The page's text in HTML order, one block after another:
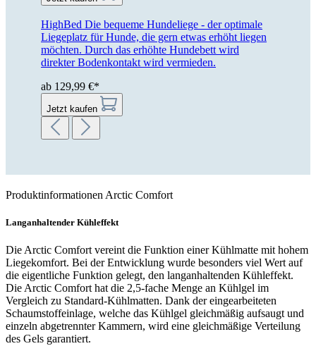
HighBed Die bequeme Hundeliege - der optimale
Liegeplatz für Hunde, die gern etwas erhöht liegen
möchten. Durch das erhöhte Hundebett wird
direkter Bodenkontakt wird vermieden.
ab 129,99 €*
Jetzt kaufen
Produktinformationen Arctic Comfort
Langanhaltender Kühleffekt
Die Arctic Comfort vereint die Funktion einer Kühlmatte mit hohem
Liegekomfort. Bei der Entwicklung wurde besonders viel Wert auf
die eigentliche Funktion gelegt, den langanhaltenden Kühleffekt.
Die Arctic Comfort hat die 2,5-fache Menge an Kühlgel im
Vergleich zu Standard-Kühlmatten. Dank der eingearbeiteten
Schaumstoffeinlage, welche das Kühlgel gleichmäßig aufsaugt und
einzeln abgetrennter Kammern, wird eine gleichmäßige Verteilung
des Gels garantiert.